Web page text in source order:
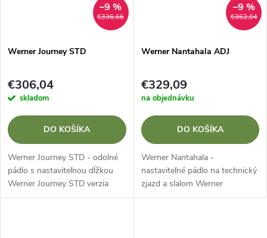
€336,66
–9 %
Werner Journey STD
€306,04
skladom
DO KOŠÍKA
Werner Journey STD - odolné
pádlo s nastaviteľnou dĺžkou
Werner Journey STD verzia
UNCUT je tradičné kanoistické
€362,04
–9 %
Werner Nantahala ADJ
€329,09
na objednávku
DO KOŠÍKA
Werner Nantahala -
nastaviteľné pádlo na technický
zjazd a slalom Werner
Nantahala s nastaviteľnou